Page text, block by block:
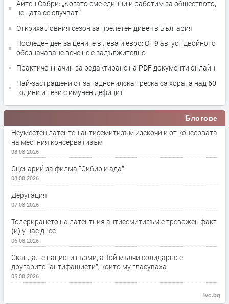
Айтен Сабри: „Когато сме единни и работим за обществото,
нещата се случват“
Откриха ловния сезон за прелетен дивеч в България
Последен ден за цените в лева и евро: От 9 август двойното
обозначаване вече не е задължително
Практичен начин за редактиране на PDF документи онлайн
Най-застрашени от западнонилска треска са хората над 60
години и тези с имунен дефицит
Блогове
Неуместен латентен антисемитизъм изскочи и от консервата
на местния консерватизъм
08.08.2026
Сценарий за филма “Сибир и ада”
08.08.2026
Деругация
07.08.2026
Толерирането на латентния антисемитизъм е тревожен факт
(и) у нас днес
06.08.2026
Скандал с нацисти гърми, а Той мълчи солидарно с
другарите “антифашисти”, които му гласуваха
05.08.2026
ivo.bg